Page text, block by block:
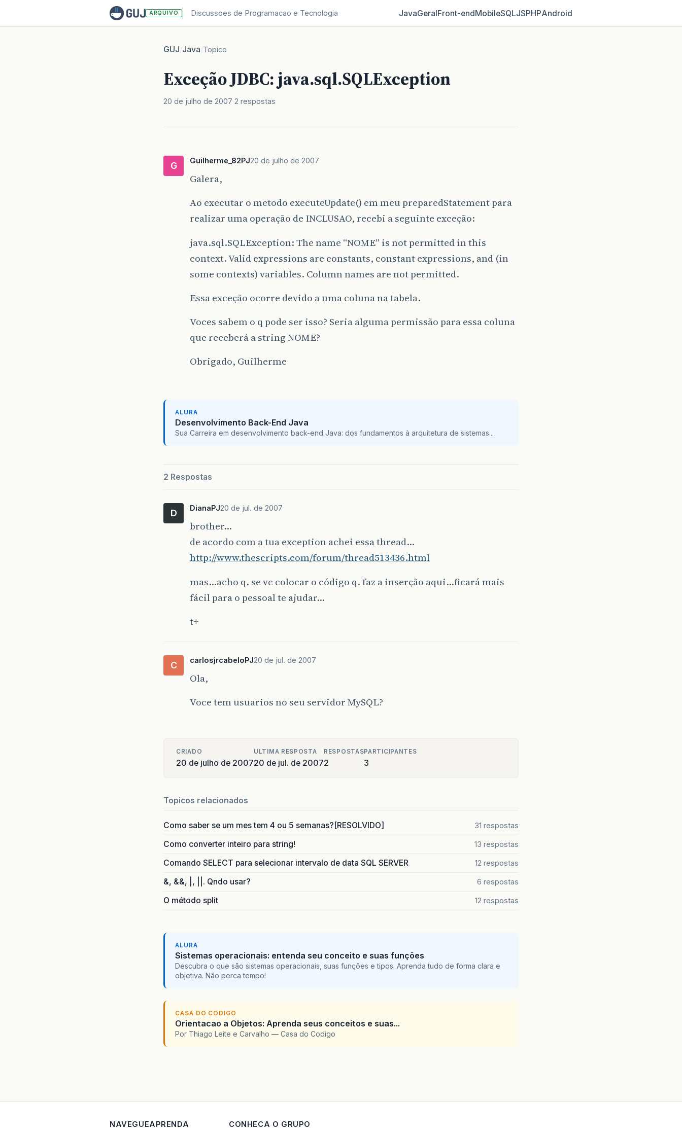
ARQUIVO Discussoes de Programacao e Tecnologia JavaGeralFront‑endMobileSQLJSPHPAndroid
GUJ/Java/Topico
Exceção JDBC: java.sql.SQLException
20 de julho de 2007 2 respostas
G Guilherme_82PJ20 de julho de 2007
Galera,
Ao executar o metodo executeUpdate() em meu preparedStatement para
realizar uma operação de INCLUSAO, recebi a seguinte exceção:
java.sql.SQLException: The name “NOME” is not permitted in this
context. Valid expressions are constants, constant expressions, and (in
some contexts) variables. Column names are not permitted.
Essa exceção ocorre devido a uma coluna na tabela.
Voces sabem o q pode ser isso? Seria alguma permissão para essa coluna
que receberá a string NOME?
Obrigado, Guilherme
ALURA
Desenvolvimento Back-End Java
Sua Carreira em desenvolvimento back-end Java: dos fundamentos à arquitetura de sistemas...
2 Respostas
D DianaPJ20 de jul. de 2007
brother…
de acordo com a tua exception achei essa thread…
http://www.thescripts.com/forum/thread513436.html
mas…acho q. se vc colocar o código q. faz a inserção aqui…ficará mais
fácil para o pessoal te ajudar…
t+
C carlosjrcabeloPJ20 de jul. de 2007
Ola,
Voce tem usuarios no seu servidor MySQL?
CRIADO
20 de julho de 2007
ULTIMA RESPOSTA
20 de jul. de 2007
RESPOSTAS
2
PARTICIPANTES
3
Topicos relacionados
Como saber se um mes tem 4 ou 5 semanas?[RESOLVIDO] 31 respostas
Como converter inteiro para string! 13 respostas
Comando SELECT para selecionar intervalo de data SQL SERVER 12 respostas
&, &&, |, ||. Qndo usar? 6 respostas
O método split 12 respostas
ALURA
Sistemas operacionais: entenda seu conceito e suas funções
Descubra o que são sistemas operacionais, suas funções e tipos. Aprenda tudo de forma clara e
objetiva. Não perca tempo!
CASA DO CODIGO
Orientacao a Objetos: Aprenda seus conceitos e suas...
Por Thiago Leite e Carvalho — Casa do Codigo
NAVEGUEAPRENDA CONHECA O GRUPO